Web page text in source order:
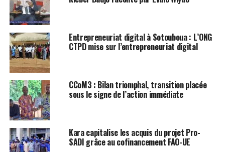
Entrepreneuriat digital à Sotouboua : L’ONG
CTPD mise sur l’entrepreneuriat digital
CCoM3 : Bilan triomphal, transition placée
sous le signe de l’action immédiate
Kara capitalise les acquis du projet Pro-
SADI grâce au cofinancement FAO-UE